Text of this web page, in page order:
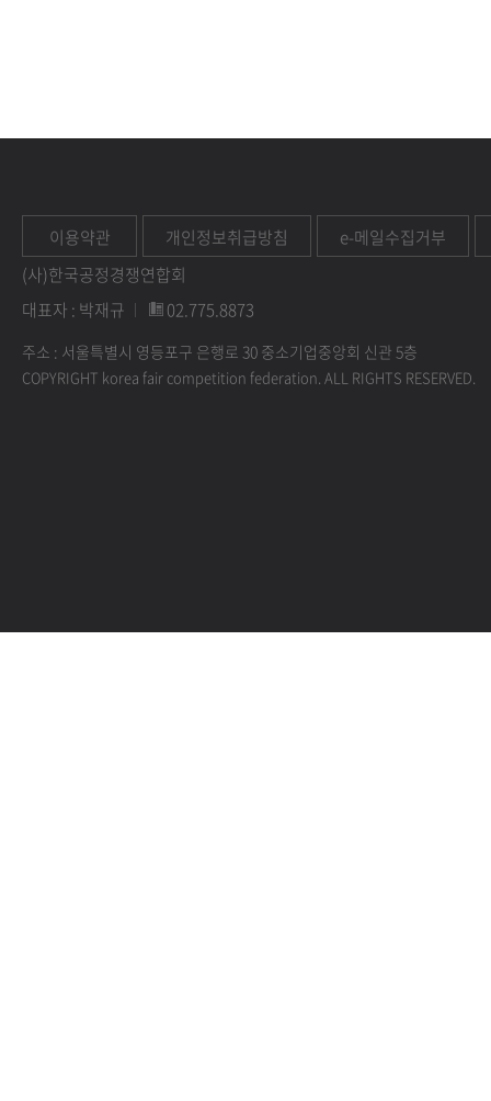
이용약관 개인정보취급방침
e-메일수집거부
(사)한국공정경쟁연합회
대표자 : 박재규
02.775.8873
주소 : 서울특별시 영등포구 은행로 30 중소기업중앙회 신관 5층
COPYRIGHT korea fair competition federation. ALL RIGHTS RESERVED.